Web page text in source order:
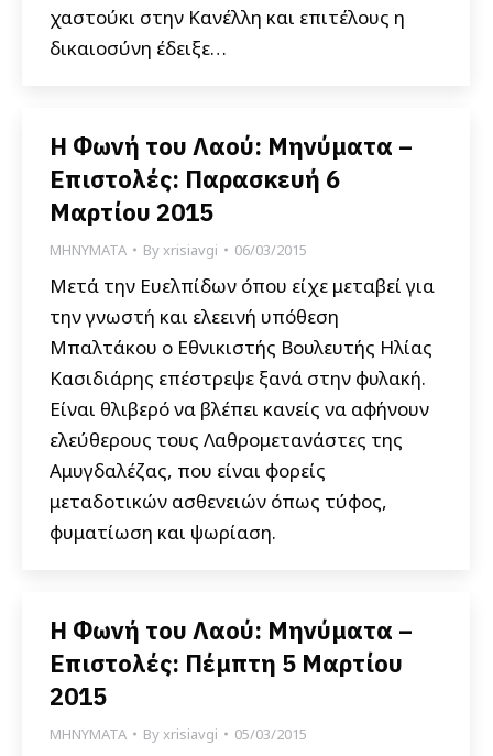
χαστούκι στην Κανέλλη και επιτέλους η
δικαιοσύνη έδειξε…
Η Φωνή του Λαού: Μηνύματα –
Επιστολές: Παρασκευή 6
Μαρτίου 2015
ΜΗΝΥΜΑΤΑ Byxrisiavgi 06/03/2015
Μετά την Ευελπίδων όπου είχε μεταβεί για
την γνωστή και ελεεινή υπόθεση
Μπαλτάκου ο Εθνικιστής Βουλευτής Ηλίας
Κασιδιάρης επέστρεψε ξανά στην φυλακή.
Είναι θλιβερό να βλέπει κανείς να αφήνουν
ελεύθερους τους Λαθρομετανάστες της
Αμυγδαλέζας, που είναι φορείς
μεταδοτικών ασθενειών όπως τύφος,
φυματίωση και ψωρίαση.
Η Φωνή του Λαού: Μηνύματα –
Επιστολές: Πέμπτη 5 Μαρτίου
2015
ΜΗΝΥΜΑΤΑ Byxrisiavgi 05/03/2015